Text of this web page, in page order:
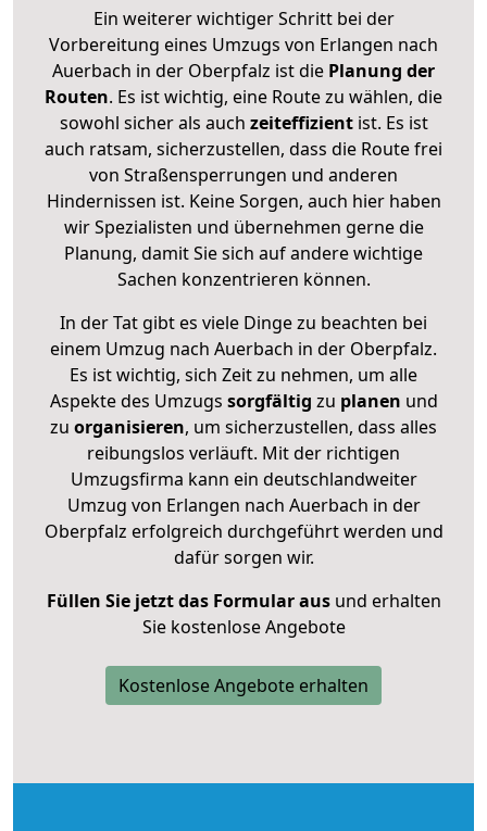
Ein weiterer wichtiger Schritt bei der
Vorbereitung eines Umzugs von Erlangen nach
Auerbach in der Oberpfalz ist die Planung der
Routen. Es ist wichtig, eine Route zu wählen, die
sowohl sicher als auch zeiteffizientist. Es ist
auch ratsam, sicherzustellen, dass die Route frei
von Straßensperrungen und anderen
Hindernissen ist. Keine Sorgen, auch hier haben
wir Spezialisten und übernehmen gerne die
Planung, damit Sie sich auf andere wichtige
Sachen konzentrieren können.
In der Tat gibt es viele Dinge zu beachten bei
einem Umzug nach Auerbach in der Oberpfalz.
Es ist wichtig, sich Zeit zu nehmen, um alle
Aspekte des Umzugs sorgfältig zu planen und
zu organisieren, um sicherzustellen, dass alles
reibungslos verläuft. Mit der richtigen
Umzugsfirma kann ein deutschlandweiter
Umzug von Erlangen nach Auerbach in der
Oberpfalz erfolgreich durchgeführt werden und
dafür sorgen wir.
Füllen Sie jetzt das Formular ausund erhalten
Sie kostenlose Angebote
Kostenlose Angebote erhalten